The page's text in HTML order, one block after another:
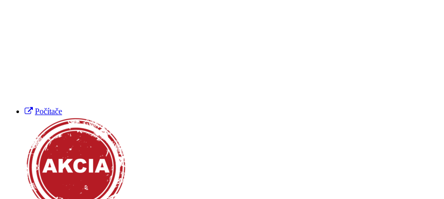
Počítače